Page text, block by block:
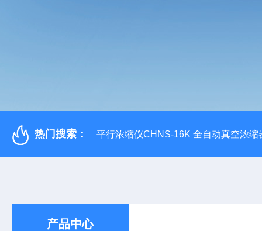
热门搜索： 平行浓缩仪CHNS-16K 全自动真空浓缩
产品中心